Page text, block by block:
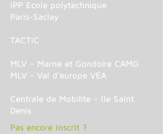
IPP Ecole polytechnique
Paris-Saclay
TACTIC
MLV - Marne et Gondoire CAMG
MLV - Val d'europe VEA
Centrale de Mobilite - Ile Saint
Denis
Pas encore inscrit ?